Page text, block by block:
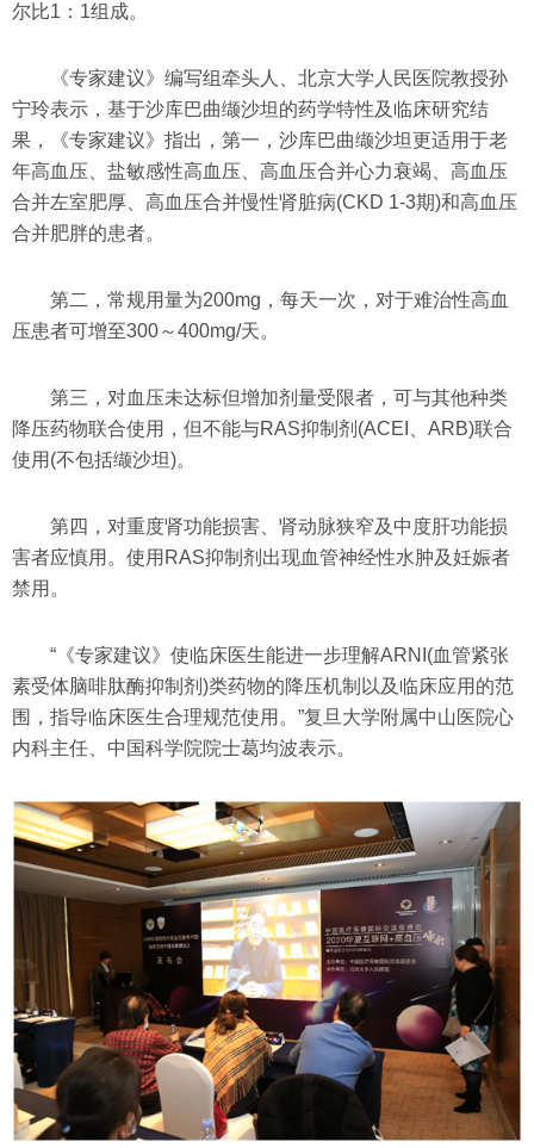
尔比1：1组成。
《专家建议》编写组牵头人、北京大学人民医院教授孙
宁玲表示，基于沙库巴曲缬沙坦的药学特性及临床研究结
果，《专家建议》指出，第一，沙库巴曲缬沙坦更适用于老
年高血压、盐敏感性高血压、高血压合并心力衰竭、高血压
合并左室肥厚、高血压合并慢性肾脏病(CKD 1-3期)和高血压
合并肥胖的患者。
第二，常规用量为200mg，每天一次，对于难治性高血
压患者可增至300～400mg/天。
第三，对血压未达标但增加剂量受限者，可与其他种类
降压药物联合使用，但不能与RAS抑制剂(ACEI、ARB)联合
使用(不包括缬沙坦)。
第四，对重度肾功能损害、肾动脉狭窄及中度肝功能损
害者应慎用。使用RAS抑制剂出现血管神经性水肿及妊娠者
禁用。
“《专家建议》使临床医生能进一步理解ARNI(血管紧张
素受体脑啡肽酶抑制剂)类药物的降压机制以及临床应用的范
围，指导临床医生合理规范使用。”复旦大学附属中山医院心
内科主任、中国科学院院士葛均波表示。